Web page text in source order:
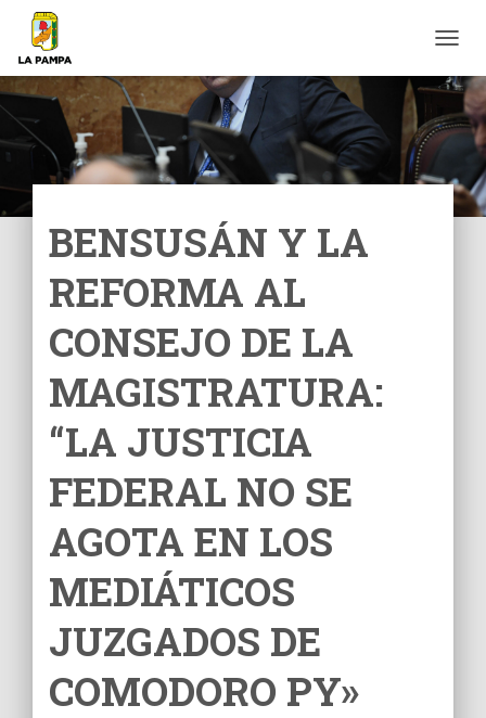
A
M
B
I
R
M
O
BENSUSÁN Y LA
REFORMA AL
CONSEJO DE LA
MAGISTRATURA:
“LA JUSTICIA
FEDERAL NO SE
AGOTA EN LOS
MEDIÁTICOS
JUZGADOS DE
COMODORO PY»